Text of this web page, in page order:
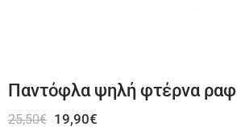
Παντόφλα ψηλή φτέρνα ραφ
25,50€ 19,90€